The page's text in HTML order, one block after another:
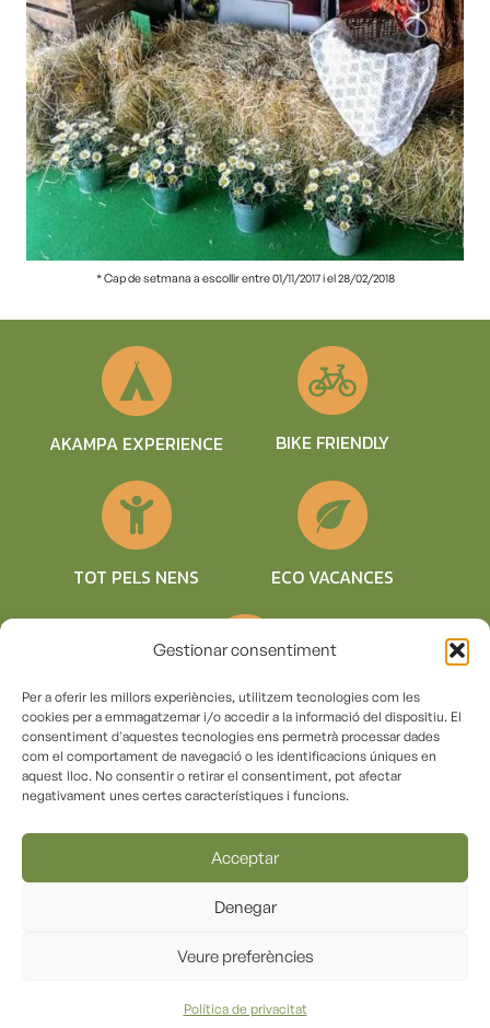
Gestionar consentiment
Per a oferir les millors experiències, utilitzem tecnologies com les
cookies per a emmagatzemar i/o accedir a la informació del dispositiu. El
consentiment d'aquestes tecnologies ens permetrà processar dades
com el comportament de navegació o les identificacions úniques en
aquest lloc. No consentir o retirar el consentiment, pot afectar
negativament unes certes característiques i funcions.
Acceptar
Denegar
Veure preferències
Política de privacitat
* Cap de setmana a escollir entre 01/11/2017 i el 28/02/2018
AKAMPA EXPERIENCE BIKE FRIENDLY
TOT PELS NENS ECO VACANCES
COMPROMÍS
SOSTENIBLE
Registre (RTC) KG-000156
Termes i condicions d’ús
protecció de dades
Disseny perCreative Corner